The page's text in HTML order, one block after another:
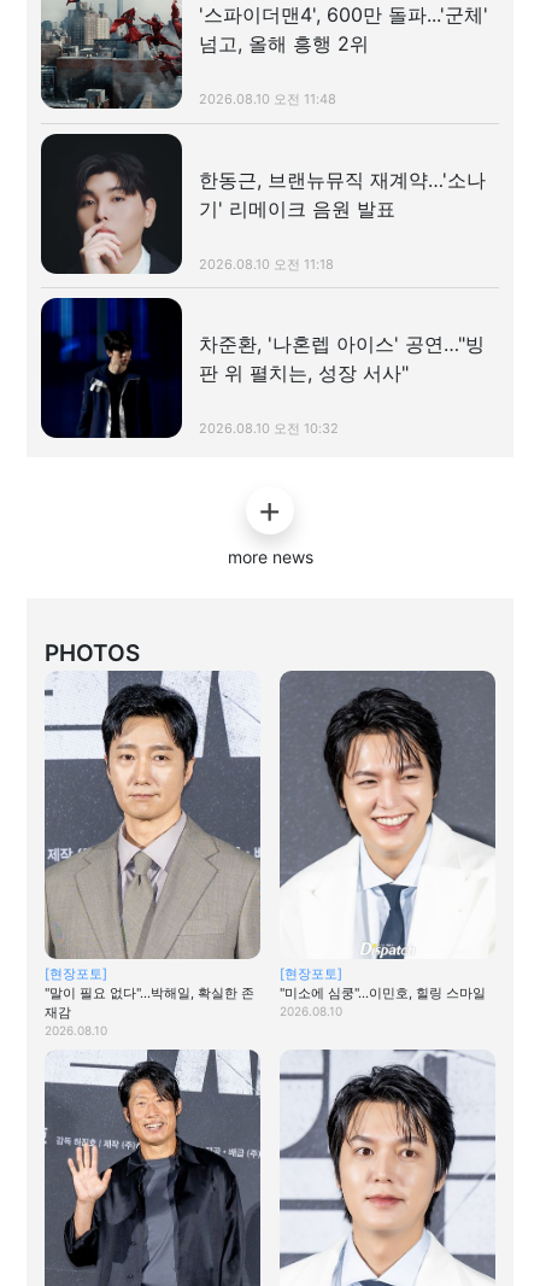
'스파이더맨4', 600만 돌파...'군체'
넘고, 올해 흥행 2위
2026.08.10 오전 11:48
한동근, 브랜뉴뮤직 재계약…'소나
기' 리메이크 음원 발표
2026.08.10 오전 11:18
차준환, '나혼렙 아이스' 공연…"빙
판 위 펼치는, 성장 서사"
2026.08.10 오전 10:32
more news
PHOTOS
[현장포토]
"말이 필요 없다"…박해일, 확실한 존
재감
2026.08.10
[현장포토]
"미소에 심쿵"…이민호, 힐링 스마일
2026.08.10